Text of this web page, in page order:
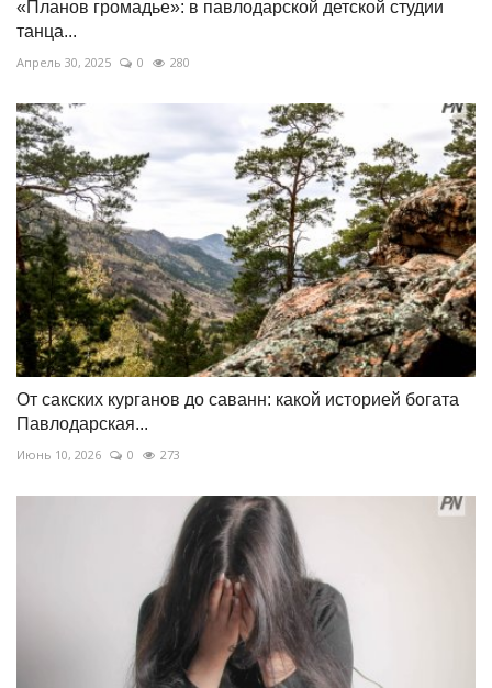
«Планов громадье»: в павлодарской детской студии
танца...
Апрель 30, 2025 0 280
От сакских курганов до саванн: какой историей богата
Павлодарская...
Июнь 10, 2026 0 273